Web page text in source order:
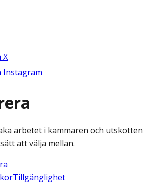
X
Instagram
arbetet i kammaren och utskotten
att välja mellan.
Tillgänglighet